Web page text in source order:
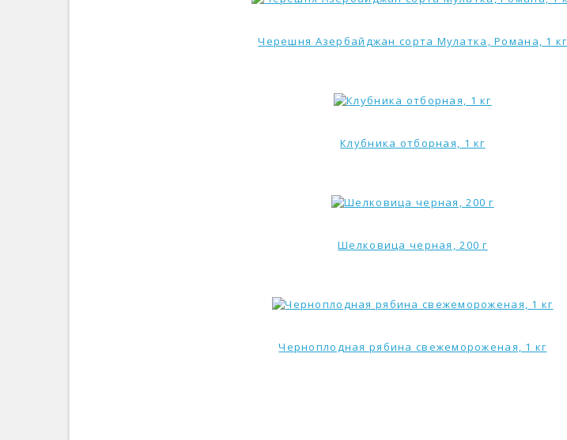
Черешня Азербайджан сорта Мулатка, Романа, 1 кг
Клубника отборная, 1 кг
Шелковица черная, 200 г
Черноплодная рябина свежемороженая, 1 кг